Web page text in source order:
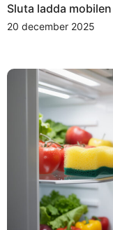
Sluta ladda
20 december 2025